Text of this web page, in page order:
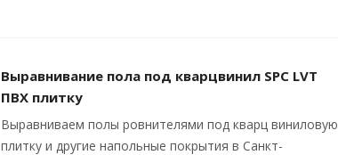
Выравнивание пола под кварцвинил SPC LVT
ПВХ плитку
Выравниваем полы ровнителями под кварц виниловую
плитку и другие напольные покрытия в Санкт-